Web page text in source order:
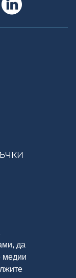
да
медии